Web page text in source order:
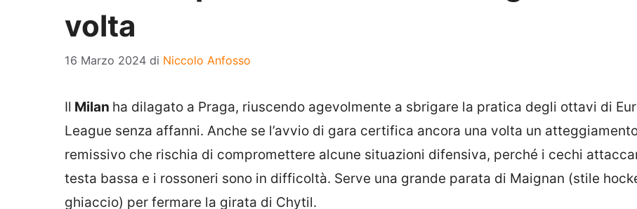
volta
16 Marzo 2024 di Niccolo Anfosso
Il Milan ha dilagato a Praga, riuscendo agevolmente a sbrigare la pratica degli ottavi di
League senza affanni. Anche se l’avvio di gara certifica ancora una volta un
remissivo che rischia di compromettere alcune situazioni difensiva, perché i cechi
testa bassa e i rossoneri sono in difficoltà. Serve una grande parata di Maignan (stile
ghiaccio) per fermare la girata di Chytil.